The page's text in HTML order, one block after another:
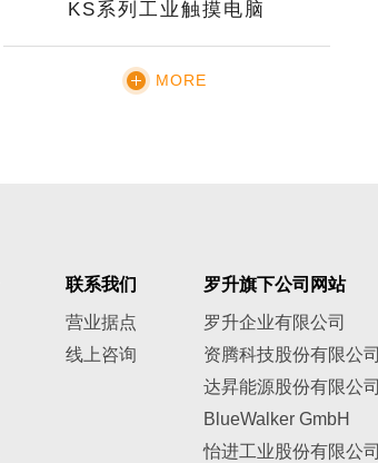
KS系列工业触摸电脑
MORE
联系我们
营业据点
线上咨询
罗升旗下公司网站
罗升企业有限公司
资腾科技股份有限公司
达昇能源股份有限公司
BlueWalker GmbH
怡进工业股份有限公司